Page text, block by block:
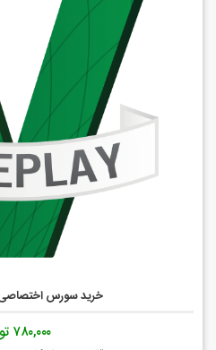
خرید سورس اختصاصی
۷۸۰,۰۰۰